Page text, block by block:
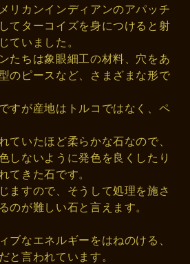
リカンインディアンのアパッチ
てターコイズを身につけると射
ていました。
たちは象眼細工の材料、穴をあ
のピースなど、さまざまな形で
すが産地はトルコではなく、ペ
ていたほど柔らかな石なので、
しないように発色を良くしたり
てきた石です。
ますので、そうして処理を施さ
のが難しい石と言えます。
ブなエネルギーをはねのける、
と言われています。